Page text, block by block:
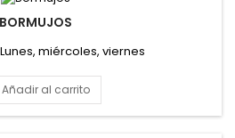
BORMUJOS
miércoles, viernes
Añadir al carrito